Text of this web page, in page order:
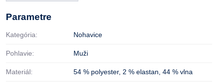
Parametre
Kategória: Nohavice
Pohlavie: Muži
Materiál: 54 % polyester, 2 % elastan 44 % vlna